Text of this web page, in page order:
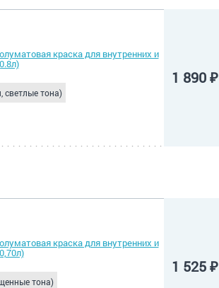
краска для внутренних и
светлые тона)
1 890 ₽
краска для внутренних и
тона)
1 525 ₽